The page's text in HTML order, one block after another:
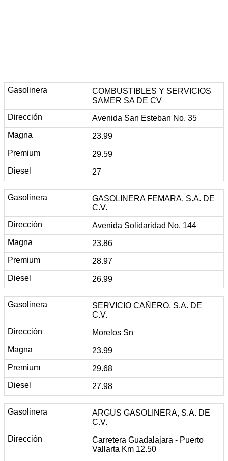
COMBUSTIBLES Y SERVICIOS
SAMER SA DE CV
Avenida San Esteban No. 35
23.99
29.59
27
GASOLINERA FEMARA, S.A. DE
C.V.
Avenida Solidaridad No. 144
23.86
28.97
26.99
SERVICIO CAÑERO, S.A. DE
C.V.
Morelos Sn
23.99
29.68
27.98
ARGUS GASOLINERA, S.A. DE
C.V.
Carretera Guadalajara - Puerto
Vallarta Km 12.50